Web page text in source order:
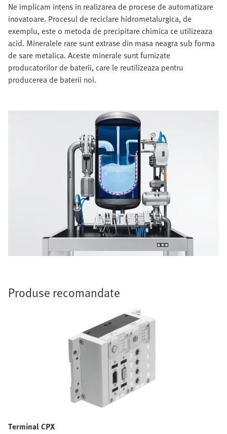
Ne implicam intens in realizarea de procese de automatizare
inovatoare. Procesul de reciclare hidrometalurgica, de
exemplu, este o metoda de precipitare chimica ce utilizeaza
acid. Mineralele rare sunt extrase din masa neagra sub forma
de sare metalica. Aceste minerale sunt furnizate
producatorilor de baterii, care le reutilizeaza pentru
producerea de baterii noi.
Produse recomandate
Terminal CPX